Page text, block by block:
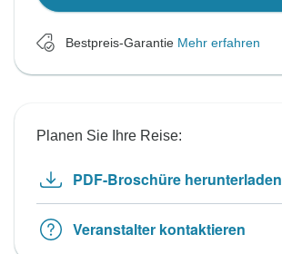
Bestpreis-Garantie Mehr erfahren
Planen Sie Ihre Reise:
PDF-Broschüre herunterladen
Veranstalter kontaktieren